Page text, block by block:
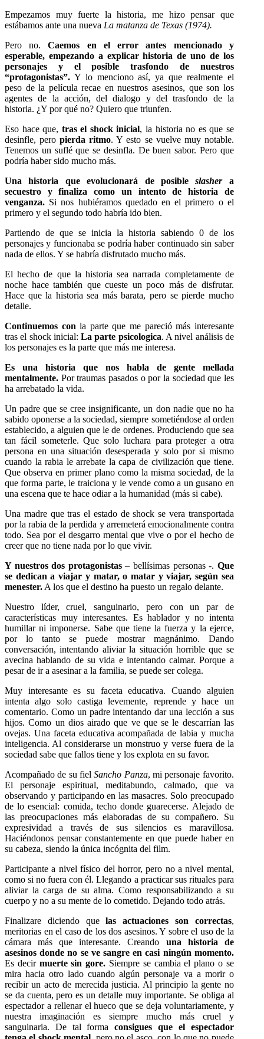
Empezamos muy fuerte la historia, me hizo pensar que
estábamos ante una nueva La matanza de Texas (1974).
Pero no.Caemos en el error antes mencionado y
esperable, empezando a explicar historia de uno de los
personajes y el posible trasfondo de nuestros
“protagonistas”. Y lo menciono así, ya que realmente el
peso de la película recae en nuestros asesinos, que son los
agentes de la acción, del dialogo y del trasfondo de la
historia. ¿Y por qué no? Quiero que triunfen.
Eso hace que, tras el shock inicial, la historia no es que se
desinfle, peropierda ritmo. Y esto se vuelve muy notable.
Tenemos un suflé que se desinfla. De buen sabor. Pero que
podría haber sido mucho más.
Una historia que evolucionará de posibleslashera
secuestro y finaliza como un intento de historia de
venganza. Si nos hubiéramos quedado en el primero o el
primero y el segundo todo habría ido bien.
Partiendo de que se inicia la historia sabiendo 0 de los
personajes y funcionaba se podría haber continuado sin saber
nada de ellos. Y se habría disfrutado mucho más.
El hecho de que la historia sea narrada completamente de
noche hace también que cueste un poco más de disfrutar.
Hace que la historia sea más barata, pero se pierde mucho
detalle.
Continuemos con la parte que me pareció más interesante
tras el shock inicial: La parte psicologica. A nivel análisis de
los personajes es la parte que más me interesa.
Es una historia que nos habla de gente mellada
mentalmente. Por traumas pasados o por la sociedad que les
ha arrebatado la vida.
Un padre que se cree insignificante, un don nadie que no ha
sabido oponerse a la sociedad, siempre sometiéndose al orden
establecido, a alguien que le de ordenes. Produciendo que sea
tan fácil someterle. Que solo luchara para proteger a otra
persona en una situación desesperada y solo por si mismo
cuando la rabia le arrebate la capa de civilización que tiene.
Que observa en primer plano como la misma sociedad, de la
que forma parte, le traiciona y le vende como a un gusano en
una escena que te hace odiar a la humanidad (más si cabe).
Una madre que tras el estado de shock se vera transportada
por la rabia de la perdida y arremeterá emocionalmente contra
todo. Sea por el desgarro mental que vive o por el hecho de
creer que no tiene nada por lo que vivir.
Y nuestros dos protagonistas– bellísimas personas -. Que
se dedican a viajar y matar, o matar y viajar, según sea
menester. A los que el destino ha puesto un regalo delante.
Nuestro líder, cruel, sanguinario, pero con un par de
características muy interesantes. Es hablador y no intenta
humillar ni imponerse. Sabe que tiene la fuerza y la ejerce,
por lo tanto se puede mostrar magnánimo. Dando
conversación, intentando aliviar la situación horrible que se
avecina hablando de su vida e intentando calmar. Porque a
pesar de ir a asesinar a la familia, se puede ser colega.
Muy interesante es su faceta educativa. Cuando alguien
intenta algo solo castiga levemente, reprende y hace un
comentario. Como un padre intentando dar una lección a sus
hijos. Como un dios airado que ve que se le descarrían las
ovejas. Una faceta educativa acompañada de labia y mucha
inteligencia. Al considerarse un monstruo y verse fuera de la
sociedad sabe que fallos tiene y los explota en su favor.
Acompañado de su fielSancho Panza, mi personaje favorito.
El personaje espiritual, meditabundo, calmado, que va
observando y participando en las masacres. Solo preocupado
de lo esencial: comida, techo donde guarecerse. Alejado de
las preocupaciones más elaboradas de su compañero. Su
expresividad a través de sus silencios es maravillosa.
Haciéndonos pensar constantemente en que puede haber en
su cabeza, siendo la única incógnita del film.
Participante a nivel físico del horror, pero no a nivel mental,
como si no fuera con él. Llegando a practicar sus rituales para
aliviar la carga de su alma. Como responsabilizando a su
cuerpo y no a su mente de lo cometido. Dejando todo atrás.
Finalizare diciendo quelas actuaciones son correctas,
meritorias en el caso de los dos asesinos. Y sobre el uso de la
cámara más que interesante. Creando una historia de
asesinos donde no se ve sangre en casi ningún momento.
Es decir muerte sin gore. Siempre se cambia el plano o se
mira hacia otro lado cuando algún personaje va a morir o
recibir un acto de merecida justicia. Al principio la gente no
se da cuenta, pero es un detalle muy importante. Se obliga al
espectador a rellenar el hueco que se deja voluntariamente, y
nuestra imaginación es siempre mucho más cruel y
sanguinaria. De tal forma consigues que el espectador